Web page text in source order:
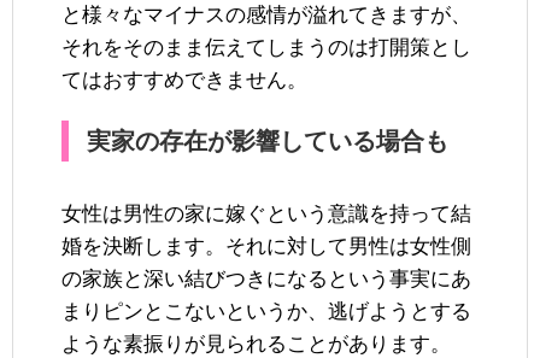
と様々なマイナスの感情が溢れてきますが、
それをそのまま伝えてしまうのは打開策とし
てはおすすめできません。
実家の存在が影響している場合も
女性は男性の家に嫁ぐという意識を持って結
婚を決断します。それに対して男性は女性側
の家族と深い結びつきになるという事実にあ
まりピンとこないというか、逃げようとする
ような素振りが見られることがあります。